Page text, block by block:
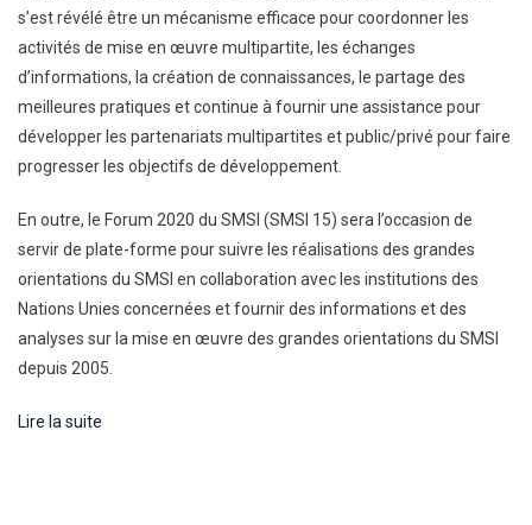
Et
Les
Partenariats
:
Pour
La
Réalisation
Des
s’est révélé être un mécanisme efficace pour coordonner les
activités de mise en œuvre multipartite, les échanges
d’informations, la création de connaissances, le partage des
meilleures pratiques et continue à fournir une assistance pour
développer les partenariats multipartites et public/privé pour faire
progresser les objectifs de développement.
En outre, le Forum 2020 du SMSI (SMSI 15) sera l’occasion de
servir de plate-forme pour suivre les réalisations des grandes
orientations du SMSI en collaboration avec les institutions des
Nations Unies concernées et fournir des informations et des
analyses sur la mise en œuvre des grandes orientations du SMSI
depuis 2005.
Lire la suite